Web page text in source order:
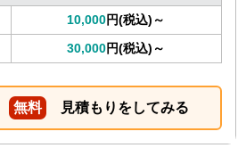
10,000円(税込)～
30,000円(税込)～
無料 見積もりをしてみる